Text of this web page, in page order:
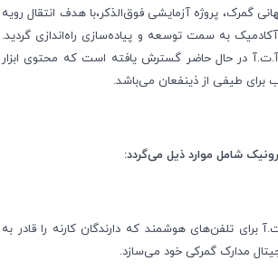
گمرک، پروژه آزمایشی فوق‌الذکر،با هدف انتقال رویه
به سمت توسعه و پیاده‌سازی راه‌اندازی گردید.
در حال حاضر گسترش یافته است که محتوی ابزار
طیفی از ذینفعان می‌باشد.
شامل موارد ذیل می‌گردد:
برای تلفنهای هوشمند که دارندگان کارنه را قادر به
مدارک گمرکی خود می‌سازد.